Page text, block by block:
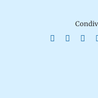
Facebook